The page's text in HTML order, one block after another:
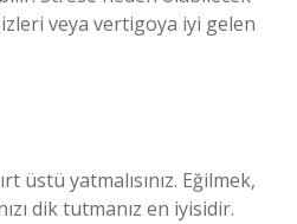
veya vertigoya iyi gelen
üstü yatmalısınız. Eğilmek,
dik tutmanız en iyisidir.